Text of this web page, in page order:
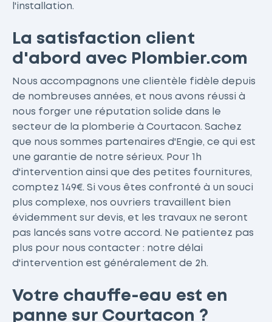
l'installation.
La satisfaction client
d'abord avec Plombier.com
Nous accompagnons une clientèle fidèle depuis
de nombreuses années, et nous avons réussi à
nous forger une réputation solide dans le
secteur de la plomberie à Courtacon. Sachez
que nous sommes partenaires d'Engie, ce qui est
une garantie de notre sérieux. Pour 1h
d'intervention ainsi que des petites fournitures,
comptez 149€. Si vous êtes confronté à un souci
plus complexe, nos ouvriers travaillent bien
évidemment sur devis, et les travaux ne seront
pas lancés sans votre accord. Ne patientez pas
plus pour nous contacter : notre délai
d'intervention est généralement de 2h.
Votre chauffe-eau est en
panne sur Courtacon ?